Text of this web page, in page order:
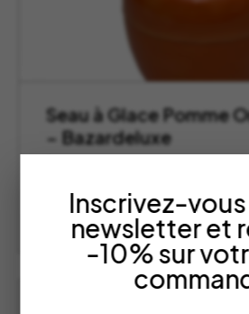
Seau à Glace Pomme
– Bazardeluxe
AJOUTER AU PANIER
Inscrivez-
newsletter et
-10% sur